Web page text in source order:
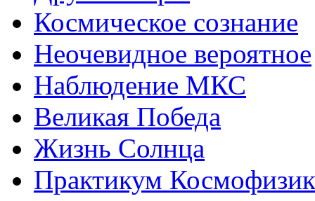
Космическое сознание
Неочевидное вероятное
Наблюдение МКС
Великая Победа
Жизнь Солнца
Практикум